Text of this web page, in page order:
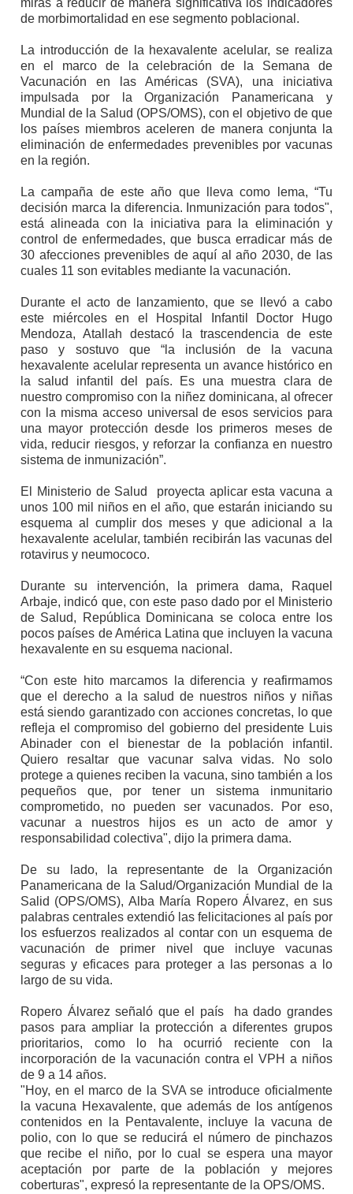
de morbimortalidad en ese segmento poblacional.
La introducción de la hexavalente acelular, se realiza
en el marco de la celebración de la Semana de
Vacunación en las Américas (SVA), una iniciativa
impulsada por la Organización Panamericana y
Mundial de la Salud (OPS/OMS), con el objetivo de que
los países miembros aceleren de manera conjunta la
eliminación de enfermedades prevenibles por vacunas
en la región.
La campaña de este año que lleva como lema, “Tu
decisión marca la diferencia. Inmunización para todos",
está alineada con la iniciativa para la eliminación y
control de enfermedades, que busca erradicar más de
30 afecciones prevenibles de aquí al año 2030, de las
cuales 11 son evitables mediante la vacunación.
Durante el acto de lanzamiento, que se llevó a cabo
este miércoles en el Hospital Infantil Doctor Hugo
Mendoza, Atallah destacó la trascendencia de este
paso y sostuvo que “la inclusión de la vacuna
hexavalente acelular representa un avance histórico en
la salud infantil del país. Es una muestra clara de
nuestro compromiso con la niñez dominicana, al ofrecer
con la misma acceso universal de esos servicios para
una mayor protección desde los primeros meses de
vida, reducir riesgos, y reforzar la confianza en nuestro
sistema de inmunización”.
El Ministerio de Salud proyecta aplicar esta vacuna a
unos 100 mil niños en el año, que estarán iniciando su
esquema al cumplir dos meses y que adicional a la
hexavalente acelular, también recibirán las vacunas del
rotavirus y neumococo.
Durante su intervención, la primera dama, Raquel
Arbaje, indicó que, con este paso dado por el Ministerio
de Salud, República Dominicana se coloca entre los
pocos países de América Latina que incluyen la vacuna
hexavalente en su esquema nacional.
“Con este hito marcamos la diferencia y reafirmamos
que el derecho a la salud de nuestros niños y niñas
está siendo garantizado con acciones concretas, lo que
refleja el compromiso del gobierno del presidente Luis
Abinader con el bienestar de la población infantil.
Quiero resaltar que vacunar salva vidas. No solo
protege a quienes reciben la vacuna, sino también a los
pequeños que, por tener un sistema inmunitario
comprometido, no pueden ser vacunados. Por eso,
vacunar a nuestros hijos es un acto de amor y
responsabilidad colectiva", dijo la primera dama.
De su lado, la representante de la Organización
Panamericana de la Salud/Organización Mundial de la
Salid (OPS/OMS), Alba María Ropero Álvarez, en sus
palabras centrales extendió las felicitaciones al país por
los esfuerzos realizados al contar con un esquema de
vacunación de primer nivel que incluye vacunas
seguras y eficaces para proteger a las personas a lo
largo de su vida.
Ropero Álvarez señaló que el país ha dado grandes
pasos para ampliar la protección a diferentes grupos
prioritarios, como lo ha ocurrió reciente con la
incorporación de la vacunación contra el VPH a niños
de 9 a 14 años.
"Hoy, en el marco de la SVA se introduce oficialmente
la vacuna Hexavalente, que además de los antígenos
contenidos en la Pentavalente, incluye la vacuna de
polio, con lo que se reducirá el número de pinchazos
que recibe el niño, por lo cual se espera una mayor
aceptación por parte de la población y mejores
coberturas", expresó la representante de la OPS/OMS.